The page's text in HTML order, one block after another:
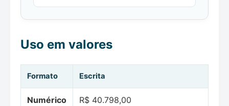
Uso em valores
Formato Escrita
Numérico R$ 40.798,00